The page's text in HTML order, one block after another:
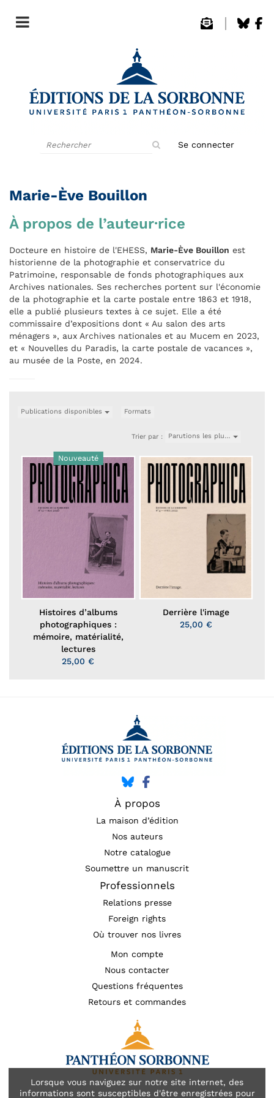
Lorsque vous naviguez sur notre site internet, des
informations sont susceptibles d'être enregistrées pour
Se connecter
Marie-Ève Bouillon
À propos de l’auteur·rice
Docteure en histoire de l'EHESS, Marie-Ève Bouillon est
historienne de la photographie et conservatrice du
Patrimoine, responsable de fonds photographiques aux
Archives nationales. Ses recherches portent sur l'économie
de la photographie et la carte postale entre 1863 et 1918,
elle a publié plusieurs textes à ce sujet. Elle a été
commissaire d’expositions dont « Au salon des arts
ménagers », aux Archives nationales et au Mucem en 2023,
et « Nouvelles du Paradis, la carte postale de vacances »,
au musée de la Poste, en 2024.
Publications disponibles Formats
Trier par : Parutions les plu…
Nouveauté
Histoires d’albums
photographiques :
mémoire, matérialité,
lectures
25,00 €
Derrière l'image
25,00 €
À propos
La maison d’édition
Nos auteurs
Notre catalogue
Soumettre un manuscrit
Professionnels
Relations presse
Foreign rights
Où trouver nos livres
Mon compte
Nous contacter
Questions fréquentes
Retours et commandes